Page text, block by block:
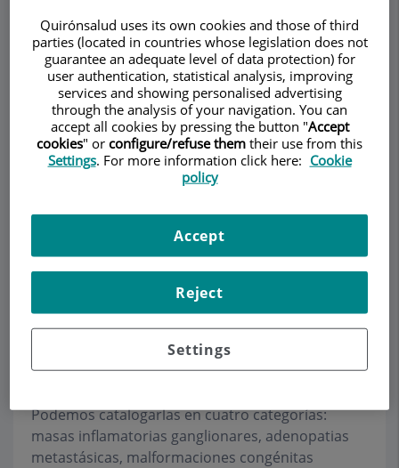
Dr. Manel Bardají
Bofill
CIRUGÍA GENERAL ADULTOS
Pedir cita
Las masas cervicofaciales constituyen un
conjunto de lesiones diversas en cuanto a su
Podemos catalogarlas en cuatro categorías:
masas inflamatorias ganglionares, adenopatias
metastásicas, malformaciones congénitas
Quirónsalud uses its own cookies and those of third
parties (located in countries whose legislation does not
guarantee an adequate level of data protection) for
user authentication, statistical analysis, improving
services and showing personalised advertising
through the analysis of your navigation. You can
accept all cookies by pressing the button "Accept
cookies" or configure/refuse them their use from this
Settings. For more information click here: Cookie
policy
Settings
Reject
Accept